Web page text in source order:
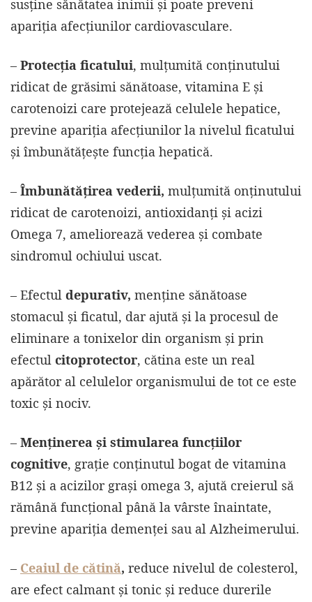
susține sănătatea inimii și poate preveni
apariția afecțiunilor cardiovasculare.
– Protecția ficatului, mulțumită conținutului
ridicat de grăsimi sănătoase, vitamina E și
carotenoizi care protejează celulele hepatice,
previne apariția afecțiunilor la nivelul ficatului
și îmbunătățește funcția hepatică.
– Îmbunătățirea vederii, mulțumită onținutului
ridicat de carotenoizi, antioxidanți și acizi
Omega 7, ameliorează vederea și combate
sindromul ochiului uscat.
– Efectul depurativ, menține sănătoase
stomacul și ficatul, dar ajută și la procesul de
eliminare a tonixelor din organism și prin
efectul citoprotector, cătina este un real
apărător al celulelor organismului de tot ce este
toxic şi nociv.
– Menținerea și stimularea funcțiilor
cognitive, grație conținutul bogat de vitamina
B12 și a acizilor grași omega 3, ajută creierul să
rămână funcțional până la vârste înaintate,
previne apariția demenței sau al Alzheimerului.
– Ceaiul de cătină, reduce nivelul de colesterol,
are efect calmant și tonic și reduce durerile